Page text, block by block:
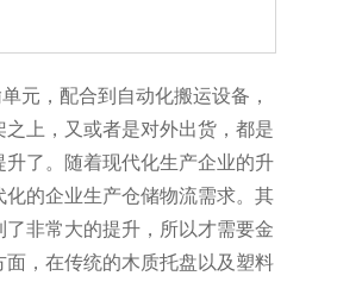
，配合到自动化搬运设备，
，又或者是对外出货，都是
升了。随着现代化生产企业的升
的企业生产仓储物流需求。其
非常大的提升，所以才需要金
，在传统的木质托盘以及塑料